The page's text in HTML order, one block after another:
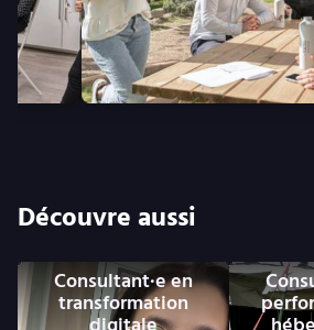
Découvre aussi
Consultant·e en
transformation